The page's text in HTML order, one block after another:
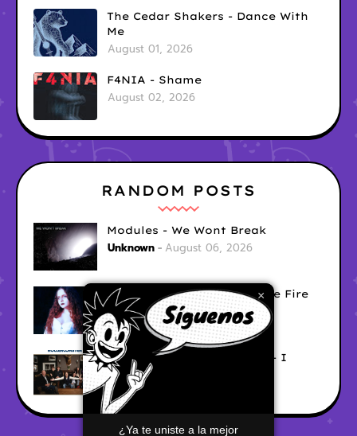
×
¿Ya te uniste a la mejor
The Cedar Shakers - Dance With
Me
August 01, 2026
F4NIA - Shame
August 02, 2026
RANDOM POSTS
Modules - We Wont Break
Unknown August 06, 2026
Sara Diana - Her Hair's Like Fire
Ely August 05, 2026
Good Vibes Rollercoaster - I
Don't Care
Ely August 05, 2026